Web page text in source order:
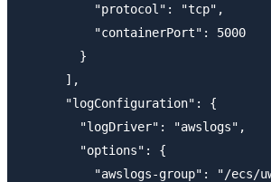
          "protocol": "tcp",
          "containerPort": 5000
        }
      ],
      "logConfiguration": {
        "logDriver": "awslogs",
        "options": {
"awslogs-group": "/ecs/